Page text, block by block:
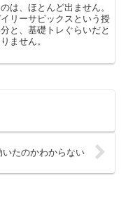
は、ほとんど出ません。
リーサピックスという授
と、基礎トレぐらいだと
ません。
たのかわからない